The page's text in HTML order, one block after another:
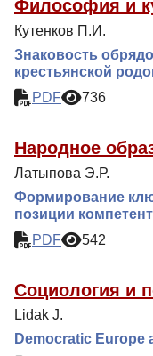
Философия и
Кутенков П.И.
Знаковость
крестьянской
PDF
736
Народное
Латыпова Э.Р.
Формирование
позиции
PDF
542
Социология и
Lidak J.
Democratic Europe